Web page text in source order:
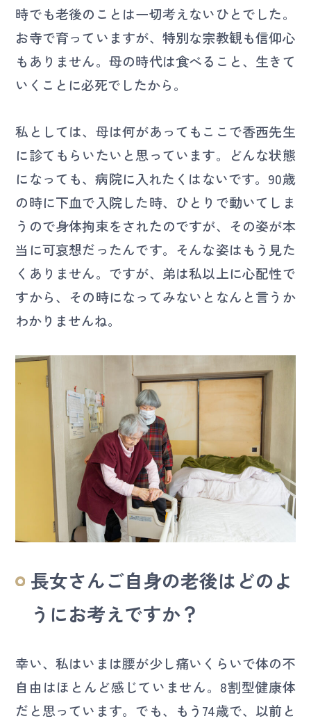
時でも老後のことは一切考えないひとでした。
お寺で育っていますが、特別な宗教観も信仰心
もありません。母の時代は食べること、生きて
いくことに必死でしたから。
私としては、母は何があってもここで香西先生
に診てもらいたいと思っています。どんな状態
になっても、病院に入れたくはないです。90歳
の時に下血で入院した時、ひとりで動いてしま
うので身体拘束をされたのですが、その姿が本
当に可哀想だったんです。そんな姿はもう見た
くありません。ですが、弟は私以上に心配性で
すから、その時になってみないとなんと言うか
わかりませんね。
長女さんご自身の老後はどのよ
うにお考えですか？
幸い、私はいまは腰が少し痛いくらいで体の不
自由はほとんど感じていません。8割型健康体
だと思っています。でも、もう74歳で、以前と